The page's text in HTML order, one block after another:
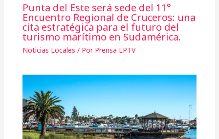
Punta del Este será sede del 11°
Encuentro Regional de Cruceros: una
cita estratégica para el futuro del
turismo marítimo en Sudamérica.
Noticias Locales / Por Prensa EPTV